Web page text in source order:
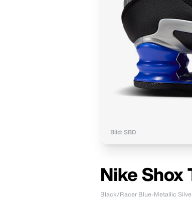
Bild: SBD
Nike Shox
Black/Racer Blue-Metallic